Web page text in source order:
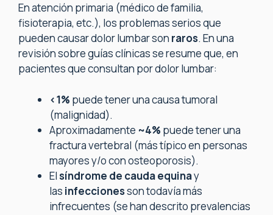
En atención primaria (médico de familia,
fisioterapia, etc.), los problemas serios que
pueden causar dolor lumbar son raros. En una
revisión sobre guías clínicas se resume que, en
pacientes que consultan por dolor lumbar:
<1% puede tener una causa tumoral
(malignidad).
Aproximadamente ~4% puede tener una
fractura vertebral (más típico en personas
mayores y/o con osteoporosis).
Elsíndrome de cauda equinay
las infeccionesson todavía más
infrecuentes (se han descrito prevalencias